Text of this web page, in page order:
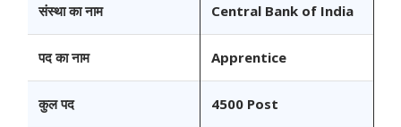
संस्था का नाम Central Bank of India
पद का नाम Apprentice
कुल पद 4500 Post